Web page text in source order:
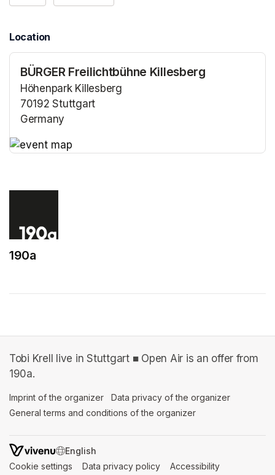
Location
BÜRGER Freilichtbühne Killesberg
Höhenpark Killesberg
70192 Stuttgart
Germany
190a
Tobi Krell live in Stuttgart ■ Open Air is an offer from
190a.
Imprint of the organizer (opens in a new tab)
Data privacy of the organizer
General terms and conditions of the organizer
SWITCH LANGUAGE
Cookie settings (opens in a new tab)
Data privacy policy (opens in a new tab)
Accessibility